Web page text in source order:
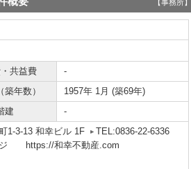
【事務所】
共益費
-
築年数）
1957年 1月 (築69年)
建 -
1-3-13 和幸ビル 1F
TEL:0836-22-6336
ジ https://和幸不動産.com